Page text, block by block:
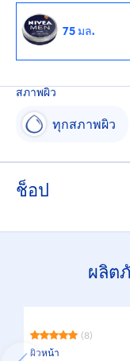
75 มล.
สภาพผิว
ทุกสภาพผิว
ช็อป
ผลิต
(8)
ผิวหน้า